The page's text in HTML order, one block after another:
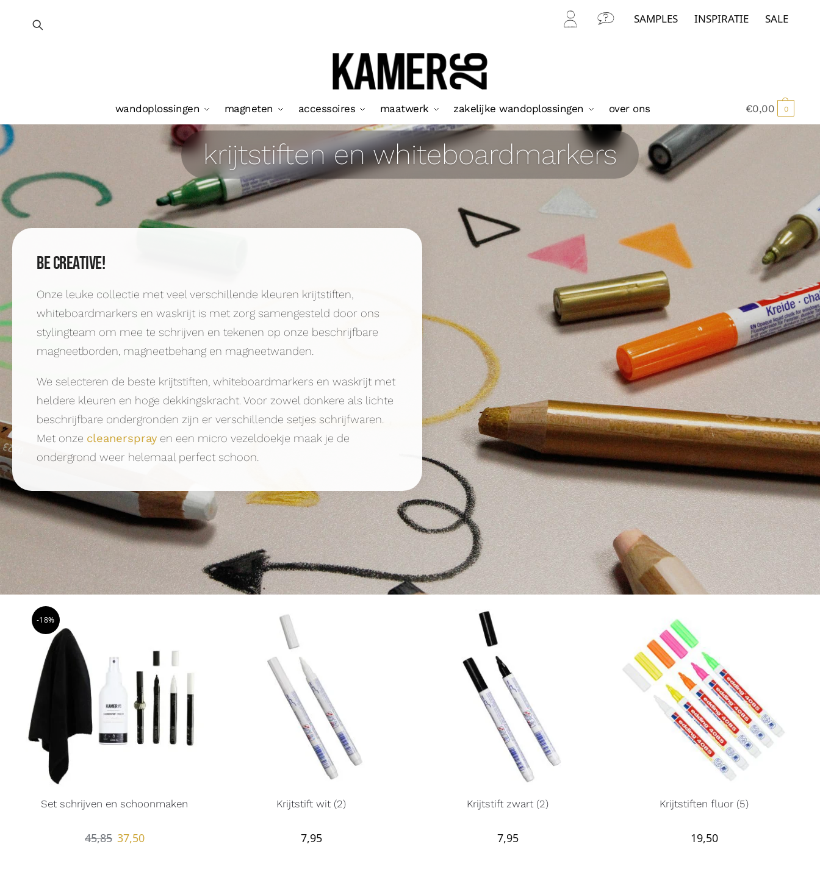
Mijn
Con
SAMPLES INSPIRATIE SALE
wandoplossingen magneten accessoires maatwerk zakelijke wandoplossingen over ons €0,00 0
krijtstiften en whiteboardmarkers
Be creative!
Onze leuke collectie met veel verschillende kleuren krijtstiften,
whiteboardmarkers en waskrijt is met zorg samengesteld door ons
stylingteam om mee te schrijven en tekenen op onze beschrijfbare
magneetborden, magneetbehang en magneetwanden.
We selecteren de beste krijtstiften, whiteboardmarkers en waskrijt met
heldere kleuren en hoge dekkingskracht. Voor zowel donkere als lichte
beschrijfbare ondergronden zijn er verschillende setjes schrijfwaren.
Met onze cleanerspray en een micro vezeldoekje maak je de
ondergrond weer helemaal perfect schoon.
-18%
Set schrijven en schoonmaken
45,85 37,50
Krijtstift wit (2)
7,95
Krijtstift zwart (2)
7,95
Krijtstiften fluor (5)
19,50